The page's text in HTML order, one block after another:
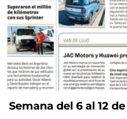
Semana del 6 al 12